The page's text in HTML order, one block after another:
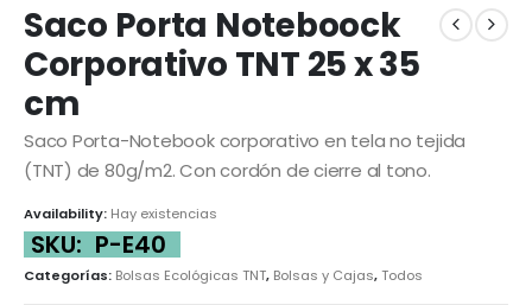
Saco Porta Noteboock
Corporativo TNT 25 x 35
cm
Saco Porta-Notebook corporativo en tela no tejida
(TNT) de 80g/m2. Con cordón de cierre al tono.
Availability: Hay existencias
SKU: P-E40
Categorías: Bolsas Ecológicas TNT, Bolsas y Cajas,Todos